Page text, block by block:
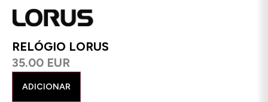
RELÓGIO LORUS
35.00 EUR
ADICIONAR